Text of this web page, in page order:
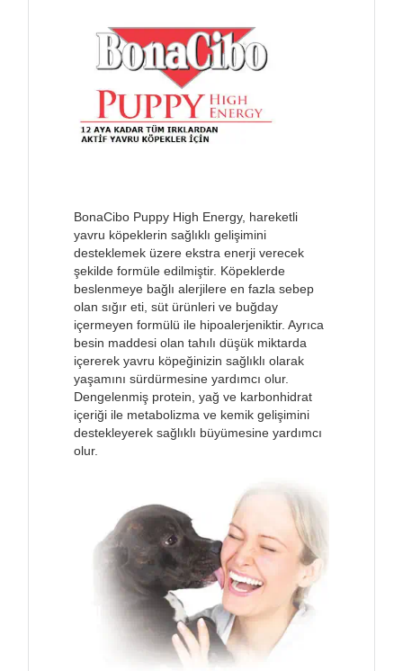
BonaCibo Puppy High Energy, hareketli
yavru köpeklerin sağlıklı gelişimini
desteklemek üzere ekstra enerji verecek
şekilde formüle edilmiştir. Köpeklerde
beslenmeye bağlı alerjilere en fazla sebep
olan sığır eti, süt ürünleri ve buğday
içermeyen formülü ile hipoalerjeniktir. Ayrıca
besin maddesi olan tahılı düşük miktarda
içererek yavru köpeğinizin sağlıklı olarak
yaşamını sürdürmesine yardımcı olur.
Dengelenmiş protein, yağ ve karbonhidrat
içeriği ile metabolizma ve kemik gelişimini
destekleyerek sağlıklı büyümesine yardımcı
olur.